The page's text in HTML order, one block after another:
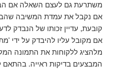
משתרעת גם לעצם השאלה אם
אם נקבל את עמדת המשיבה
קובעת, עדיין זכותו של הנבדק
אם מקובל עליו להיבדק על ידי
מלהציג ללקוחות את התמונה
המבצעים בדיקות ראייה.